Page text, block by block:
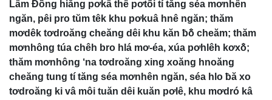
Lâm Đồng hiăng pơkâ thê pơtối tí tăng séa mơnhên
ngăn, pêi pro tŭm têk khu pơkuâ hnê ngăn; thăm
mơdêk tơdroăng cheăng dêi khu kăn ƀô̆ cheăm; thăm
mơnhông túa chêh bro hlá mơ-éa, xúa pơhlêh kơxô̆;
thăm mơnhông ‘na tơdroăng xing xoăng hnoăng
cheăng tung tí tăng séa mơnhên ngăn, séa hlo ƀă xo
tơdroăng ki vâ môi tuăn dêi kuăn pơlê, khu mơdró kâ